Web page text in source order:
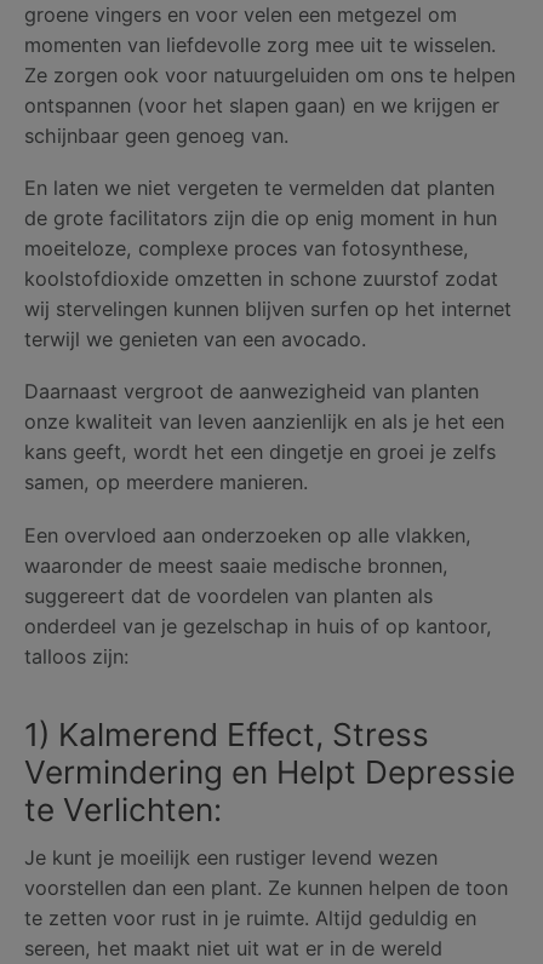
groene vingers en voor velen een metgezel om
momenten van liefdevolle zorg mee uit te wisselen.
Ze zorgen ook voor natuurgeluiden om ons te helpen
ontspannen (voor het slapen gaan) en we krijgen er
schijnbaar geen genoeg van.
En laten we niet vergeten te vermelden dat planten
de grote facilitators zijn die op enig moment in hun
moeiteloze, complexe proces van fotosynthese,
koolstofdioxide omzetten in schone zuurstof zodat
wij stervelingen kunnen blijven surfen op het internet
terwijl we genieten van een avocado.
Daarnaast vergroot de aanwezigheid van planten
onze kwaliteit van leven aanzienlijk en als je het een
kans geeft, wordt het een dingetje en groei je zelfs
samen, op meerdere manieren.
Een overvloed aan onderzoeken op alle vlakken,
waaronder de meest saaie medische bronnen,
suggereert dat de voordelen van planten als
onderdeel van je gezelschap in huis of op kantoor,
talloos zijn:
1) Kalmerend Effect, Stress
Vermindering en Helpt Depressie
te Verlichten:
Je kunt je moeilijk een rustiger levend wezen
voorstellen dan een plant. Ze kunnen helpen de toon
te zetten voor rust in je ruimte. Altijd geduldig en
sereen, het maakt niet uit wat er in de wereld